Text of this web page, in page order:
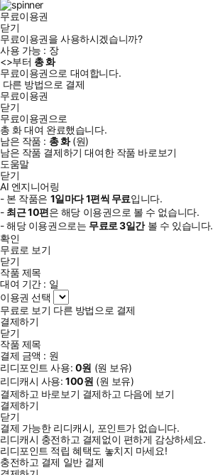
무료이용권
닫기
무료이용권을 사용하시겠습니까?
사용 가능 : 장
<>부터 총화
무료이용권으로 대여합니다.
다른 방법으로 결제
무료이용권
닫기
무료이용권으로
총 화대여 완료했습니다.
남은 작품 : 총화(원)
남은 작품 결제하기 대여한 작품 바로보기
도움말
닫기
AI 엔지니어링
- 본 작품은 1일마다1편씩 무료입니다.
- 최근10편은 해당 이용권으로 볼 수 없습니다.
- 해당 이용권으로는 무료로3일간볼 수 있습니다.
확인
무료로 보기
닫기
작품 제목
대여 기간 : 일
이용권 선택
무료로 보기 다른 방법으로 결제
결제하기
닫기
작품 제목
결제 금액 : 원
리디포인트 사용: 0원 (원 보유)
리디캐시 사용:100원 (원 보유)
결제하고 바로보기 결제하고 다음에 보기
결제하기
닫기
결제 가능한 리디캐시, 포인트가 없습니다.
리디캐시 충전하고 결제없이 편하게 감상하세요.
리디포인트 적립 혜택도 놓치지 마세요!
충전하고 결제 일반 결제